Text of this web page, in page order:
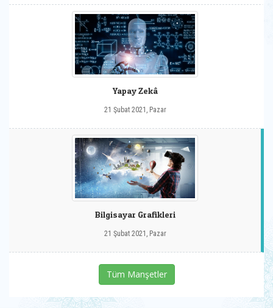
Yapay Zekâ
21 Şubat 2021, Pazar
Bilgisayar Grafikleri
21 Şubat 2021, Pazar
Tüm Manşetler